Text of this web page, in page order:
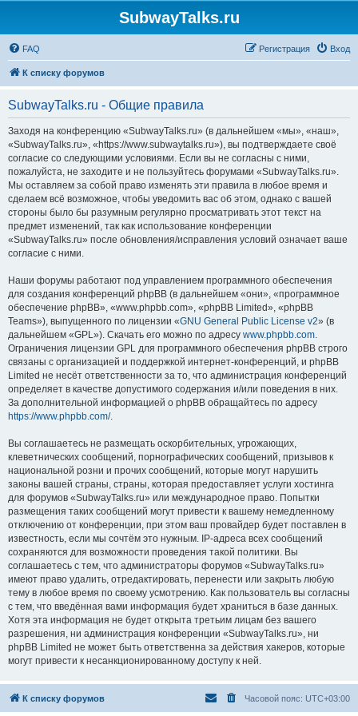
SubwayTalks.ru
FAQ Вход
Регистрация
К списку форумов
SubwayTalks.ru - Общие правила
Заходя на конференцию «SubwayTalks.ru» (в дальнейшем «мы», «наш»,
«SubwayTalks.ru», «https://www.subwaytalks.ru»), вы подтверждаете своё
согласие со следующими условиями. Если вы не согласны с ними,
пожалуйста, не заходите и не пользуйтесь форумами «SubwayTalks.ru».
Мы оставляем за собой право изменять эти правила в любое время и
сделаем всё возможное, чтобы уведомить вас об этом, однако с вашей
стороны было бы разумным регулярно просматривать этот текст на
предмет изменений, так как использование конференции
«SubwayTalks.ru» после обновления/исправления условий означает ваше
согласие с ними.
Наши форумы работают под управлением программного обеспечения
для создания конференций phpBB (в дальнейшем «они», «программное
обеспечение phpBB», «www.phpbb.com», «phpBB Limited», «phpBB
Teams»), выпущенного по лицензии «GNU General Public License v2» (в
дальнейшем «GPL»). Скачать его можно по адресу www.phpbb.com.
Ограничения лицензии GPL для программного обеспечения phpBB строго
связаны с организацией и поддержкой интернет-конференций, и phpBB
Limited не несёт ответственности за то, что администрация конференций
определяет в качестве допустимого содержания и/или поведения в них.
За дополнительной информацией о phpBB обращайтесь по адресу
https://www.phpbb.com/.
Вы соглашаетесь не размещать оскорбительных, угрожающих,
клеветнических сообщений, порнографических сообщений, призывов к
национальной розни и прочих сообщений, которые могут нарушить
законы вашей страны, страны, которая предоставляет услуги хостинга
для форумов «SubwayTalks.ru» или международное право. Попытки
размещения таких сообщений могут привести к вашему немедленному
отключению от конференции, при этом ваш провайдер будет поставлен в
известность, если мы сочтём это нужным. IP-адреса всех сообщений
сохраняются для возможности проведения такой политики. Вы
соглашаетесь с тем, что администраторы форумов «SubwayTalks.ru»
имеют право удалить, отредактировать, перенести или закрыть любую
тему в любое время по своему усмотрению. Как пользователь вы согласны
с тем, что введённая вами информация будет храниться в базе данных.
Хотя эта информация не будет открыта третьим лицам без вашего
разрешения, ни администрация конференции «SubwayTalks.ru», ни
phpBB Limited не может быть ответственна за действия хакеров, которые
могут привести к несанкционированному доступу к ней.
К списку форумов Часовой пояс: UTC+03:00